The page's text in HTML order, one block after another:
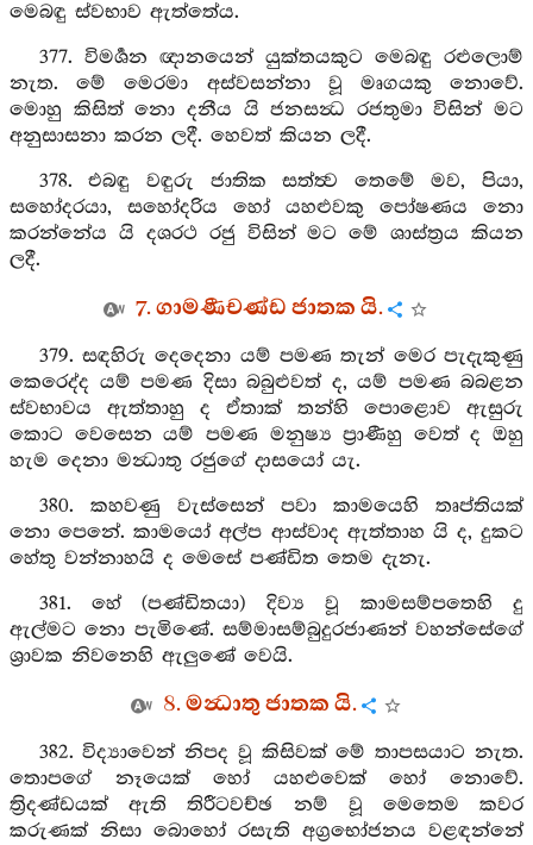
මෙබඳු ස්වභාව ඇත්තේය.
377. විමර්‍ශන ඥානයෙන් යුක්තයකුට මෙබඳු රළුලොම්
නැත. මේ මෙරමා අස්වසන්නා වූ මෘගයකු නොවේ.
මොහු කිසිත් නො දනීය යි ජනසන්‍ධ රජතුමා විසින් මට
අනුසාසනා කරන ලදී. හෙවත් කියන ලදී.
378. එබඳු වඳුරු ජාතික සත්ත්‍ව තෙමේ මව, පියා,
සහෝදරයා, සහෝදරිය හෝ යහළුවකු පෝෂණය නො
කරන්නේය යි දශරථ රජු විසින් මට මේ ශාස්ත්‍රය කියන
ලදී.
7. ගාමණීචණ්ඩ ජාතක යි.
379. සඳහිරු දෙදෙනා යම් පමණ තැන් මෙර පැදැකුණු
කෙරෙද්ද යම් පමණ දිසා බබුළුවත් ද, යම් පමණ බබළන
ස්වභාවය ඇත්තාහු ද ඒතාක් තන්හි පොළොව ඇසුරු
කොට වෙසෙන යම් පමණ මනුෂ්‍ය ප්‍රාණීහු වෙත් ද ඔහු
හැම දෙනා මන්‍ධාතු රජුගේ දාසයෝ යැ.
380. කහවණු වැස්සෙන් පවා කාමයෙහි තෘප්තියක්
නො පෙනේ. කාමයෝ අල්ප ආස්වාද ඇත්තාහ යි ද, දුකට
හේතු වන්නාහයි ද මෙසේ පණ්ඩිත තෙම දැනැ.
381. හේ (පණ්ඩිතයා) දිව්‍ය වූ කාමසම්පතෙහි දු
ඇල්මට නො පැමිණේ. සම්මාසම්බුදුරජාණන් වහන්සේගේ
ශ්‍රාවක නිවනෙහි ඇලුණේ වෙයි.
8. මන්‍ධාතු ජාතක යි.
382. විද්‍යාවෙන් නිපද වූ කිසිවක් මේ තාපසයාට නැත.
තොපගේ නෑයෙක් හෝ යහළුවෙක් හෝ නොවේ.
ත්‍රිදණ්ඩයක් ඇති තිරීටවච්ඡ නම් වූ මෙතෙම කවර
කරුණක් නිසා බොහෝ රසැති අග්‍රභෝජනය වළඳන්නේ